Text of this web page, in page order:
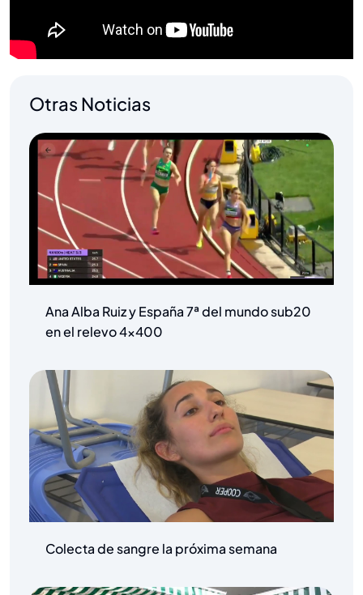
Otras Noticias
Ana Alba Ruiz y España 7ª del mundo sub20
en el relevo 4×400
Colecta de sangre la próxima semana